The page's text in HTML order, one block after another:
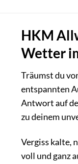
HKM
Wetter
Träumst du
entspannten
Antwort auf
zu deinem
Vergiss kalte,
voll und ganz